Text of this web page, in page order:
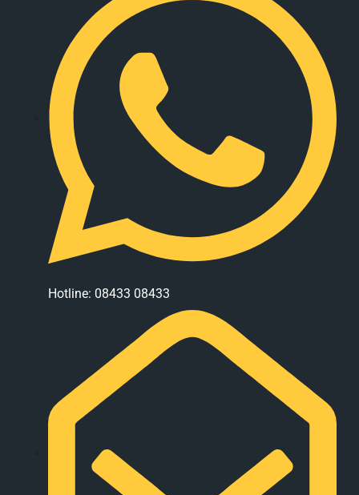
Hotline: 08433 08433